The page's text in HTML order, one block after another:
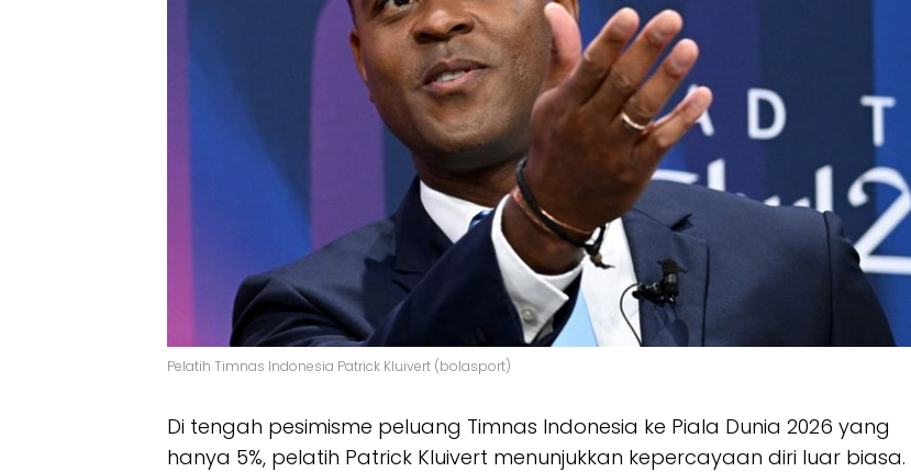
Pelatih Timnas Indonesia Patrick Kluivert (bolasport)
Di tengah pesimisme peluang Timnas Indonesia ke Piala Dunia 2026 yang
hanya 5%, pelatih Patrick Kluivert menunjukkan kepercayaan diri luar biasa.